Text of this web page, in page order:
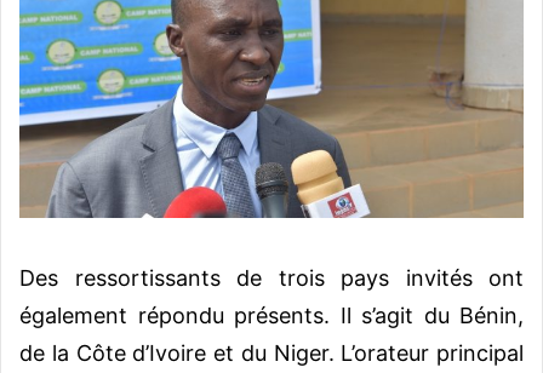
Des ressortissants de trois pays invités ont
également répondu présents. Il s’agit du Bénin,
de la Côte d’Ivoire et du Niger. L’orateur principal